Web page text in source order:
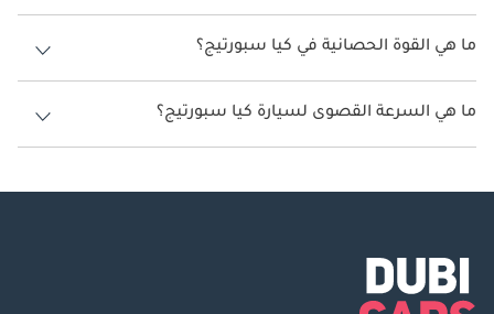
سعة خزان وقود كيا سبورتيج 54 ليتر.
ما هي القوة الحصانية في كيا سبورتيج؟
تنتج كيا سبورتيج قوة 136 حصان - 197 حصان.
ما هي السرعة القصوى لسيارة كيا سبورتيج؟
السرعة القصوى لسيارة كيا سبورتيج هي 181 كم/الساعة - 220 كم/الساعة.